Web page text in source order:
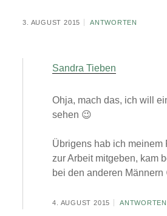
3. AUGUST 2015 ANTWORTEN
Sandra Tieben
Ohja, mach das, ich will
sehen 😉
Übrigens hab ich meinem
zur Arbeit mitgeben, kam
bei den anderen Männern
4. AUGUST 2015 ANTWORTEN